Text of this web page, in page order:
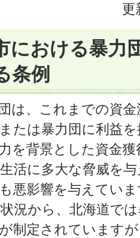
更
における暴力
条例
は、これまでの資
たは暴力団に利益
を背景とした資金
活に多大な脅威を
悪影響を与えてい
況から、北海道で
制定されています